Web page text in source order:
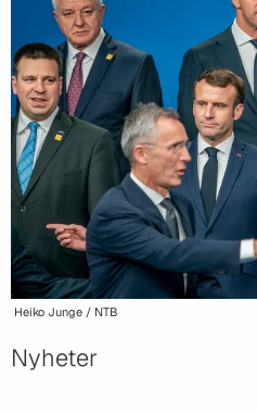
Heiko Junge / NTB
Nyheter